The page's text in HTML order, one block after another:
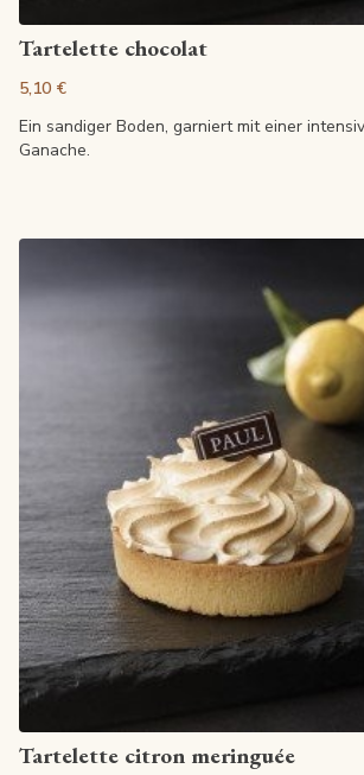
Artikel anzeigen
Tartelette chocolat
5,10 €
Ein sandiger Boden, garniert mit einer
Ganache.
Artikel anzeigen
Tartelette citron meringuée